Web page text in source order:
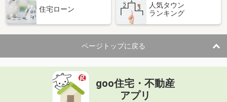
住宅ローン
人気タウン
ランキング
ページトップに戻る
goo住宅・不動産
アプリ